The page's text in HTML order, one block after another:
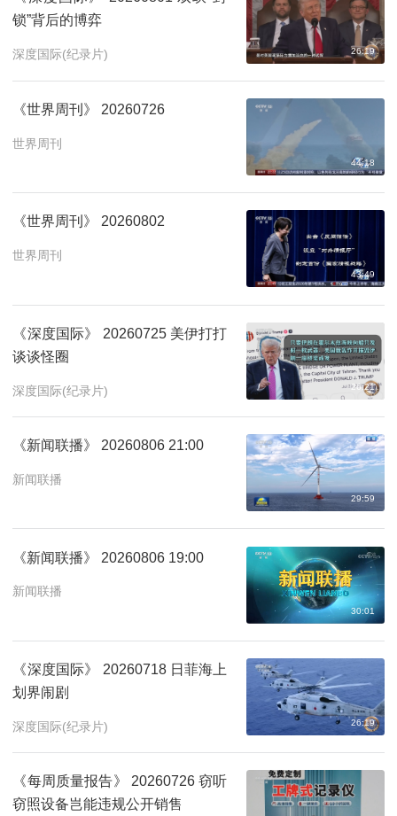
锁”背后的博弈
深度国际(纪录片) 26:19
《世界周刊》 20260726
世界周刊
44:18
《世界周刊》 20260802
世界周刊
43:49
《深度国际》 20260725 美伊打打
谈谈怪圈
深度国际(纪录片) 26:21
《新闻联播》 20260806 21:00
新闻联播
29:59
《新闻联播》 20260806 19:00
新闻联播
30:01
《深度国际》 20260718 日菲海上
划界闹剧
深度国际(纪录片) 26:19
《每周质量报告》 20260726 窃听
窃照设备岂能违规公开销售